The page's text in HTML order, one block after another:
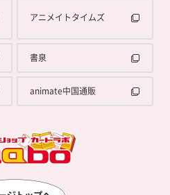
アニメイトタイムズ
書泉
animate中国通販